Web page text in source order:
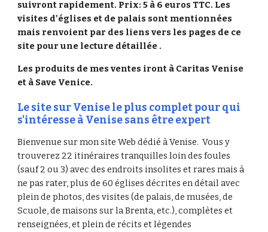
suivront rapidement. Prix: 5 à 6 euros TTC. Les
visites d'églises et de palais sont mentionnées
mais renvoient par des liens vers les pages de ce
site pour une lecture détaillée .
Les produits de mes ventes iront à Caritas Venise
et à Save Venice.
Le site sur Venise le plus complet pour qui
s'intéresse à Venise sans être expert
Bienvenue sur mon site Web dédié à Venise. Vous y
trouverez 22 itinéraires tranquilles loin des foules
(sauf 2 ou 3) avec des endroits insolites et rares mais à
ne pas rater, plus de 60 églises décrites en détail avec
plein de photos, des visites (de palais, de musées, de
Scuole, de maisons sur la Brenta, etc.), complètes et
renseignées, et plein de récits et légendes